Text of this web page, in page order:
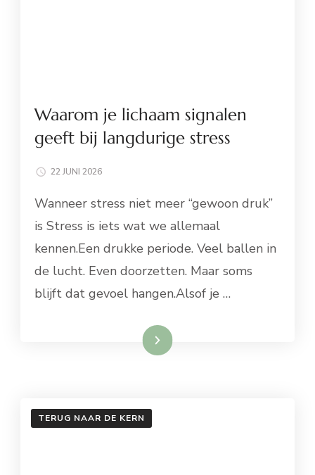
Waarom je lichaam signalen
geeft bij langdurige stress
22 JUNI 2026
Wanneer stress niet meer “gewoon druk”
is Stress is iets wat we allemaal
kennen.Een drukke periode. Veel ballen in
de lucht. Even doorzetten. Maar soms
blijft dat gevoel hangen.Alsof je …
Lees meer
TERUG NAAR DE KERN